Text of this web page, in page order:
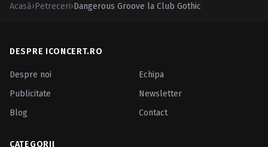
Acasă›Petreceri›Dangerous Groove la Club Gothic
DESPRE ICONCERT.RO
Despre noi
Echipa
Publicitate
Newsletter
Blog
Contact
CATEGORII